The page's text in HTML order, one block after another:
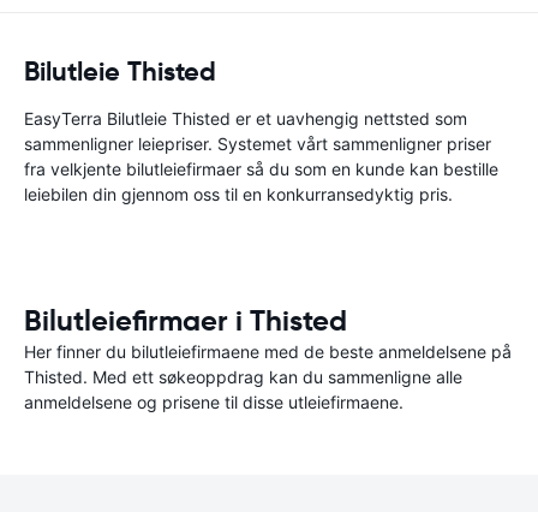
Bilutleie Thisted
EasyTerra Bilutleie Thisted er et uavhengig nettsted som
sammenligner leiepriser. Systemet vårt sammenligner priser
fra velkjente bilutleiefirmaer så du som en kunde kan bestille
leiebilen din gjennom oss til en konkurransedyktig pris.
Bilutleiefirmaer i Thisted
Her finner du bilutleiefirmaene med de beste anmeldelsene på
Thisted. Med ett søkeoppdrag kan du sammenligne alle
anmeldelsene og prisene til disse utleiefirmaene.